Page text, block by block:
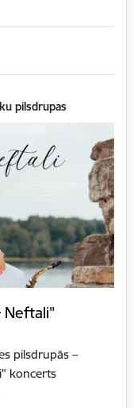
pilsdrupas
Neftali"
pilsdrupās –
koncerts